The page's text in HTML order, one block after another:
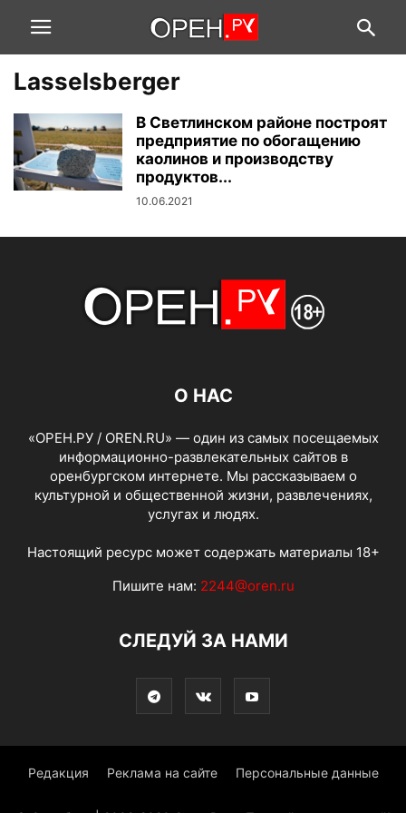
Lasselsberger
В Светлинском районе построят
предприятие по обогащению
каолинов и производству
продуктов...
10.06.2021
О НАС
«ОРЕН.РУ / OREN.RU» — один из самых посещаемых
информационно-развлекательных сайтов в
оренбургском интернете. Мы рассказываем о
культурной и общественной жизни, развлечениях,
услугах и людях.
Настоящий ресурс может содержать материалы 18+
Пишите нам: 2244@oren.ru
СЛЕДУЙ ЗА НАМИ
Редакция Реклама на сайте Персональные данные